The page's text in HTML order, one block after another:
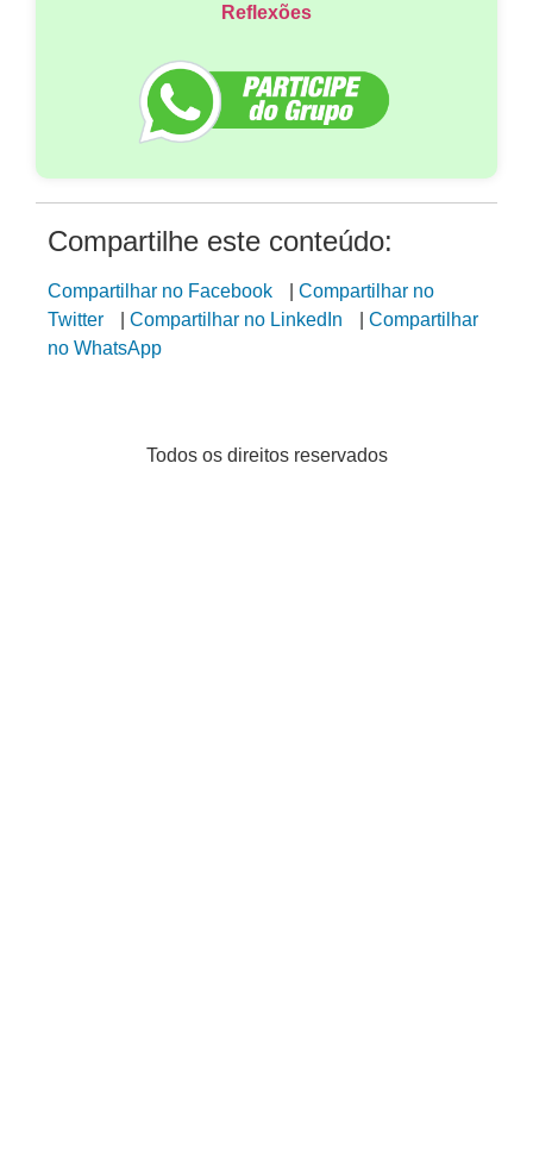
Reflexões
Compartilhe este conteúdo:
Compartilhar no Facebook
Compartilhar no
Twitter
Compartilhar no LinkedIn
Compartilhar
no WhatsApp
Todos os direitos reservados